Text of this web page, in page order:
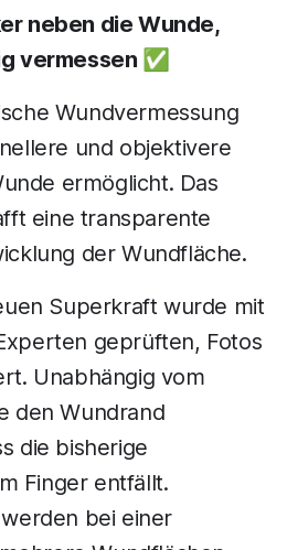
neben die Wunde,
vermessen ✅
Wundvermessung
und objektivere
ermöglicht. Das
eine transparente
der Wundfläche.
Superkraft wurde mit
geprüften, Fotos
Unabhängig vom
den Wundrand
die bisherige
Finger entfällt.
bei einer